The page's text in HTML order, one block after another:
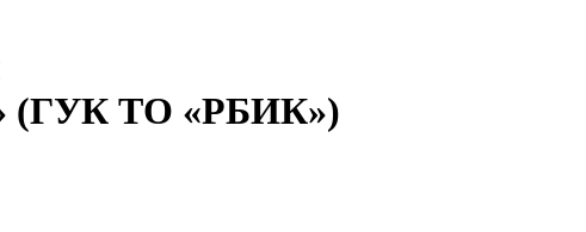
(ГУК ТО «РБИК»)